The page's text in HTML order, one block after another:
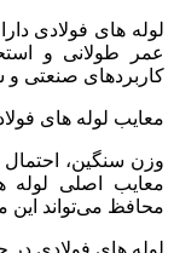
لوله‌ های فولادی
عمر طولانی و
کاربردهای صنعتی و
معایب لوله‌ های
وزن سنگین،
معایب اصلی لوله‌
محافظ می‌تواند این